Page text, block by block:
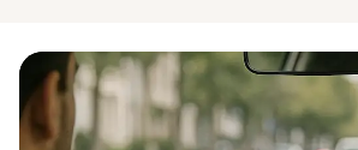
ComparatifRCPro
Ensavoir